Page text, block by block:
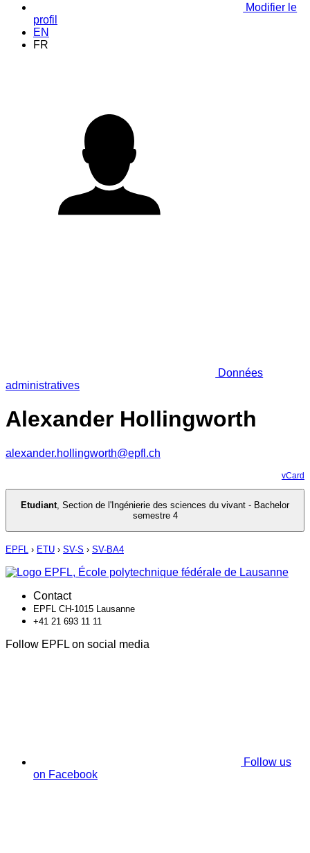
Modifier le
profil
EN
FR
Données
administratives
Alexander Hollingworth
alexander.hollingworth@epfl.ch
vCard
Etudiant, Section de l'Ingénierie des sciences du vivant - Bachelor
semestre 4
EPFL › ETU › SV-S › SV-BA4
Contact
EPFL CH-1015 Lausanne
+41 21 693 11 11
Follow EPFL on social media
Follow us
on Facebook